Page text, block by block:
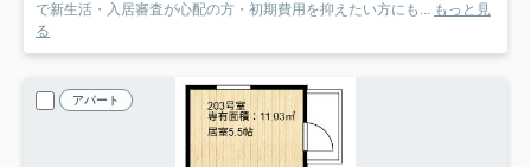
で新生活・入居審査が心配の方・初期費用を抑えたい方にも... もっと見
る
アパート